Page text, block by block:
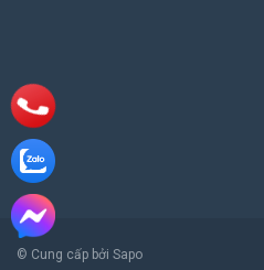
© Cung cấp bởi Sapo